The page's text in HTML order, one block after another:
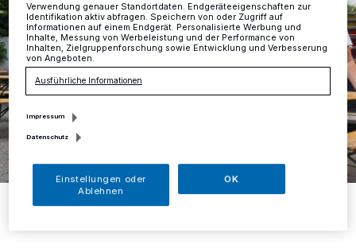
Die „Macher“ des MGV mit ihrer neuen Kollegin Jennifer Biedron
und Sozialamtsleiter Marko Sucic (vorn links).
Verwendung genauer Standortdaten. Endgeräteeigenschaften zur
Identifikation aktiv abfragen. Speichern von oder Zugriff auf
Informationen auf einem Endgerät. Personalisierte Werbung und
Inhalte, Messung von Werbeleistung und der Performance von
Inhalten, Zielgruppenforschung sowie Entwicklung und Verbesserung
von Angeboten.
Ausführliche Informationen
Impressum
Datenschutz
Einstellungen oder
Ablehnen
OK